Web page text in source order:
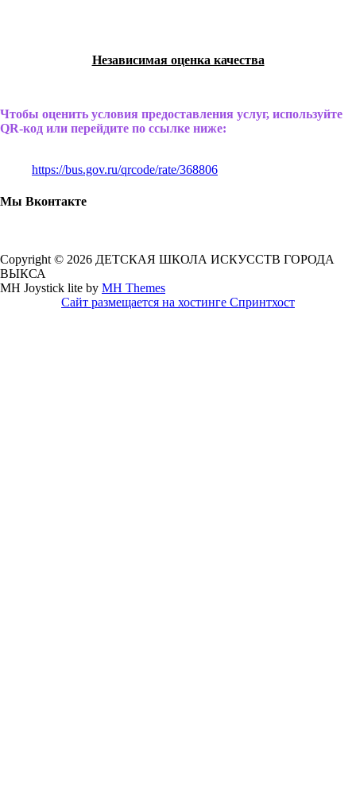
Независимая оценка качества
Чтобы оценить условия предоставления услуг, используйте
QR-код или перейдите по ссылке ниже:
https://bus.gov.ru/qrcode/rate/368806
Мы Вконтакте
Copyright © 2026 ДЕТСКАЯ ШКОЛА ИСКУССТВ ГОРОДА
ВЫКСА
MH Joystick lite by MH Themes
Сайт размещается на хостинге Спринтхост